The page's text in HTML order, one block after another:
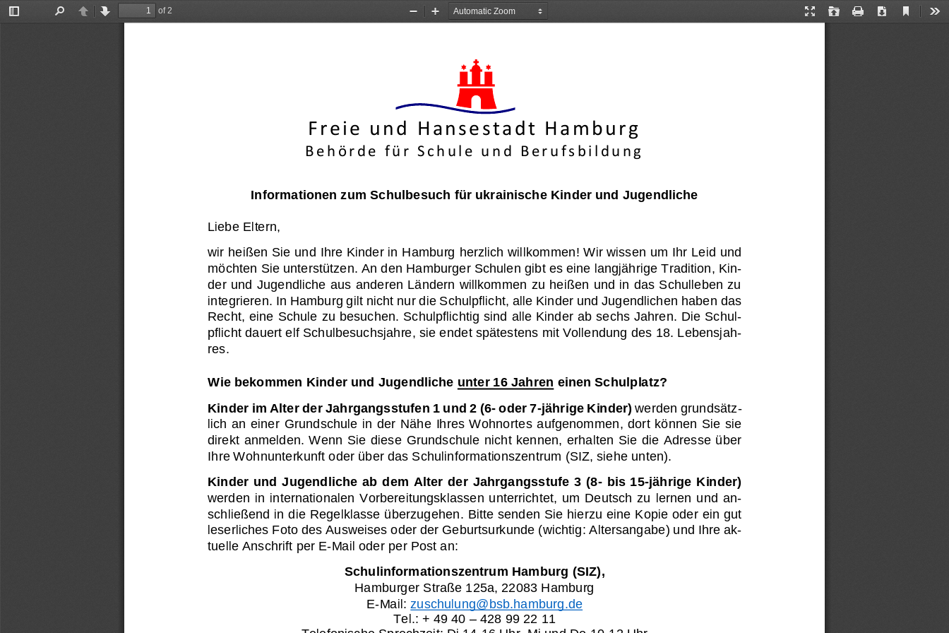
Toggle
PreviousNext
of 2
Presentation
Open Print Download
Current
Zoom
Zoom
F r e i e   u n d   H a n s e s t a d t   H a m b u r g
B e h ö r d e   f ü r   S c h u l e   u n d   B e r u f s b i l d u n g
Informationen zum Schulbesuch für ukrainische Kinder und Jugendliche
Liebe Eltern,
wir heißen Sie und Ihre Kinder in Hamburg herzlich willkommen! Wir wissen um Ihr Leid und
möchten Sie unterstützen. An den Hamburger Schulen gibt es eine langjährige Tradition, Kin-
der und Jugendliche aus anderen Ländern willkommen zu heißen und in das Schulleben zu
integrieren. In Hamburg gilt nicht nur die Schulpflicht, alle Kinder und Jugendlichen haben das
Recht , eine Schule zu besuchen. Schulpflichtig sind alle Kinder ab sechs Jahren. Die Schul-
pflicht dauert elf Schulbesuchsjahre, sie endet spätestens mit Vollendung des 18. Lebensjah-
res.
Wie bekommen Kinder und Jugendliche unter 16 Jahren einen Schulplatz?
Kinder im Alter der Jahrgangsstufen 1 und 2 (6- oder 7-jährige Kinder) werden grundsätz-
lich an einer Grundschule in der Nähe Ihres Wohnortes aufgenommen, dort können Sie sie
direkt anmelden Wenn Sie diese Grundschule nicht kennen, erhalten Sie die Adresse über
Ihre Wohnunterkunft oder über das Schulinformationszentrum (SIZ, siehe unten).
Kinder  und  Jugendliche  ab  dem  Alter  der  Jahrgangsstufe  3  (8- bis  15-jährige  Kinder)
werden  in  internationalen  Vorbereitungsklassen  unterrichtet,  um  Deutsch  zu  lernen  und  an-
schließend in die Regelklasse überzugehen.
Bitte senden Sie hierzu eine Kopie oder ein gut
leserliches Foto des Ausweises oder der Geburtsurkunde (wichtig: Altersangabe) und Ihre ak-
tuelle Anschrift per E-Mail oder per Post an:
Schulinformationszentrum Hamburg (SIZ),
Hamburger Straße 125a, 22083 Hamburg
E-Mail: zuschulung@bsb.hamburg.de
Tel.: + 49 40 – 428 99 22 11